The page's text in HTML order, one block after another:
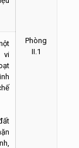
Phòng
II.1
vi